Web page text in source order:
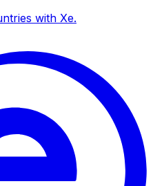
with Xe.